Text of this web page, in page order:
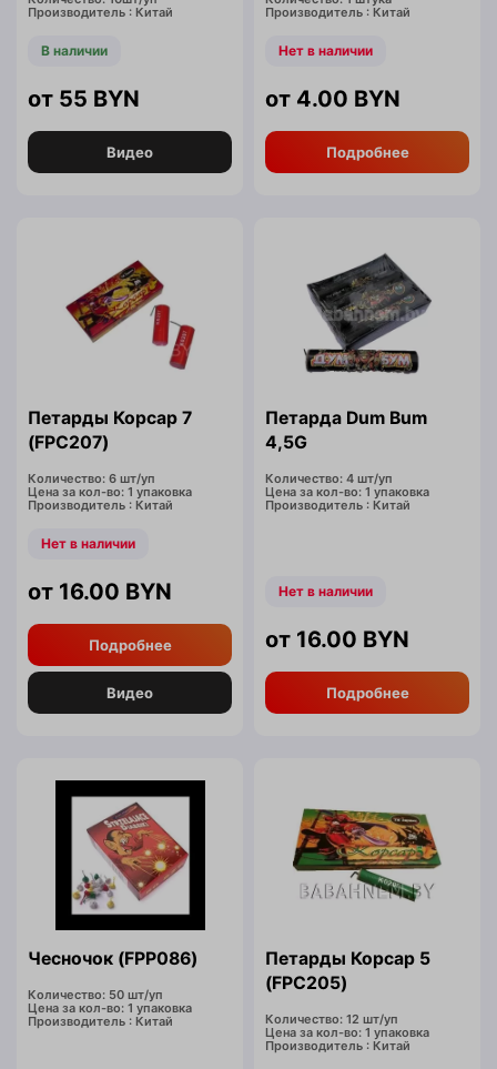
Производитель : Китай
В наличии
55 BYN
Видео
Производитель : Китай
Нет в наличии
4.00 BYN
Подробнее
Петарды Корсар 7
(FPC207)
Количество: 6 шт/уп
Цена за кол-во: 1 упаковка
Производитель : Китай
Нет в наличии
16.00 BYN
Подробнее
Видео
Петарда Dum Bum
4,5G
Количество: 4 шт/уп
Цена за кол-во: 1 упаковка
Производитель : Китай
Нет в наличии
16.00 BYN
Подробнее
Чесночок (FPP086)
Количество: 50 шт/уп
Цена за кол-во: 1 упаковка
Производитель : Китай
Петарды Корсар 5
(FPC205)
Количество: 12 шт/уп
Цена за кол-во: 1 упаковка
Производитель : Китай